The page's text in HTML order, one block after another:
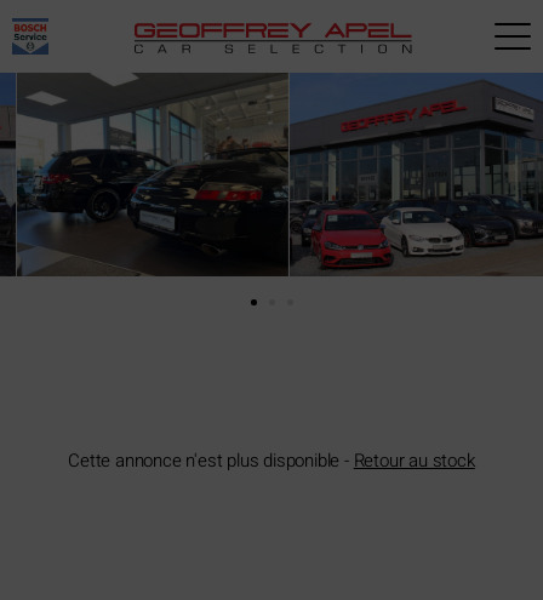
Cette annonce n'est plus disponible - Retour au stock